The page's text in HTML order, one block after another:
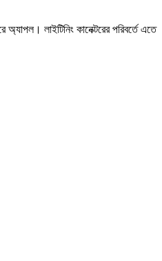
লাইটিনিং কানেক্টরের পরিবর্তে এতে